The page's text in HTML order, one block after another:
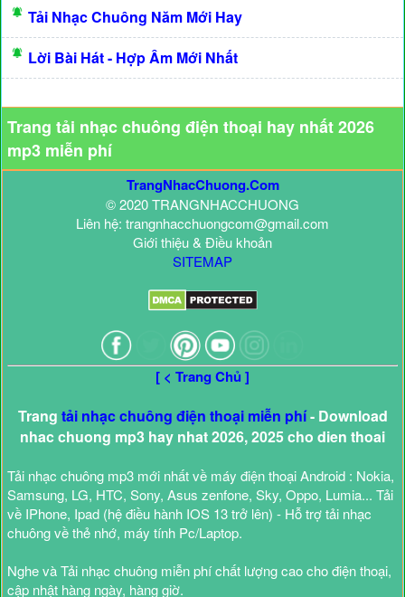
Tải Nhạc Chuông Năm Mới Hay
Lời Bài Hát - Hợp Âm Mới Nhất
Trang tải nhạc chuông điện thoại hay nhất 2026
mp3 miễn phí
TrangNhacChuong.Com
© 2020 TRANGNHACCHUONG
Liên hệ: trangnhacchuongcom@gmail.com
Giới thiệu & Điều khoản
SITEMAP
[ < Trang Chủ ]
Trang tải nhạc chuông điện thoại miễn phí- Download
nhac chuong mp3 hay nhat 2026, 2025 cho dien thoai
Tải nhạc chuông mp3 mới nhất về máy điện thoại Android : Nokia,
Samsung, LG, HTC, Sony, Asus zenfone, Sky, Oppo, Lumia... Tải
về IPhone, Ipad (hệ điều hành IOS 13 trở lên) - Hỗ trợ tải nhạc
chuông về thẻ nhớ, máy tính Pc/Laptop.
Nghe và Tải nhạc chuông miễn phí chất lượng cao cho điện thoại,
cập nhật hàng ngày, hàng giờ.